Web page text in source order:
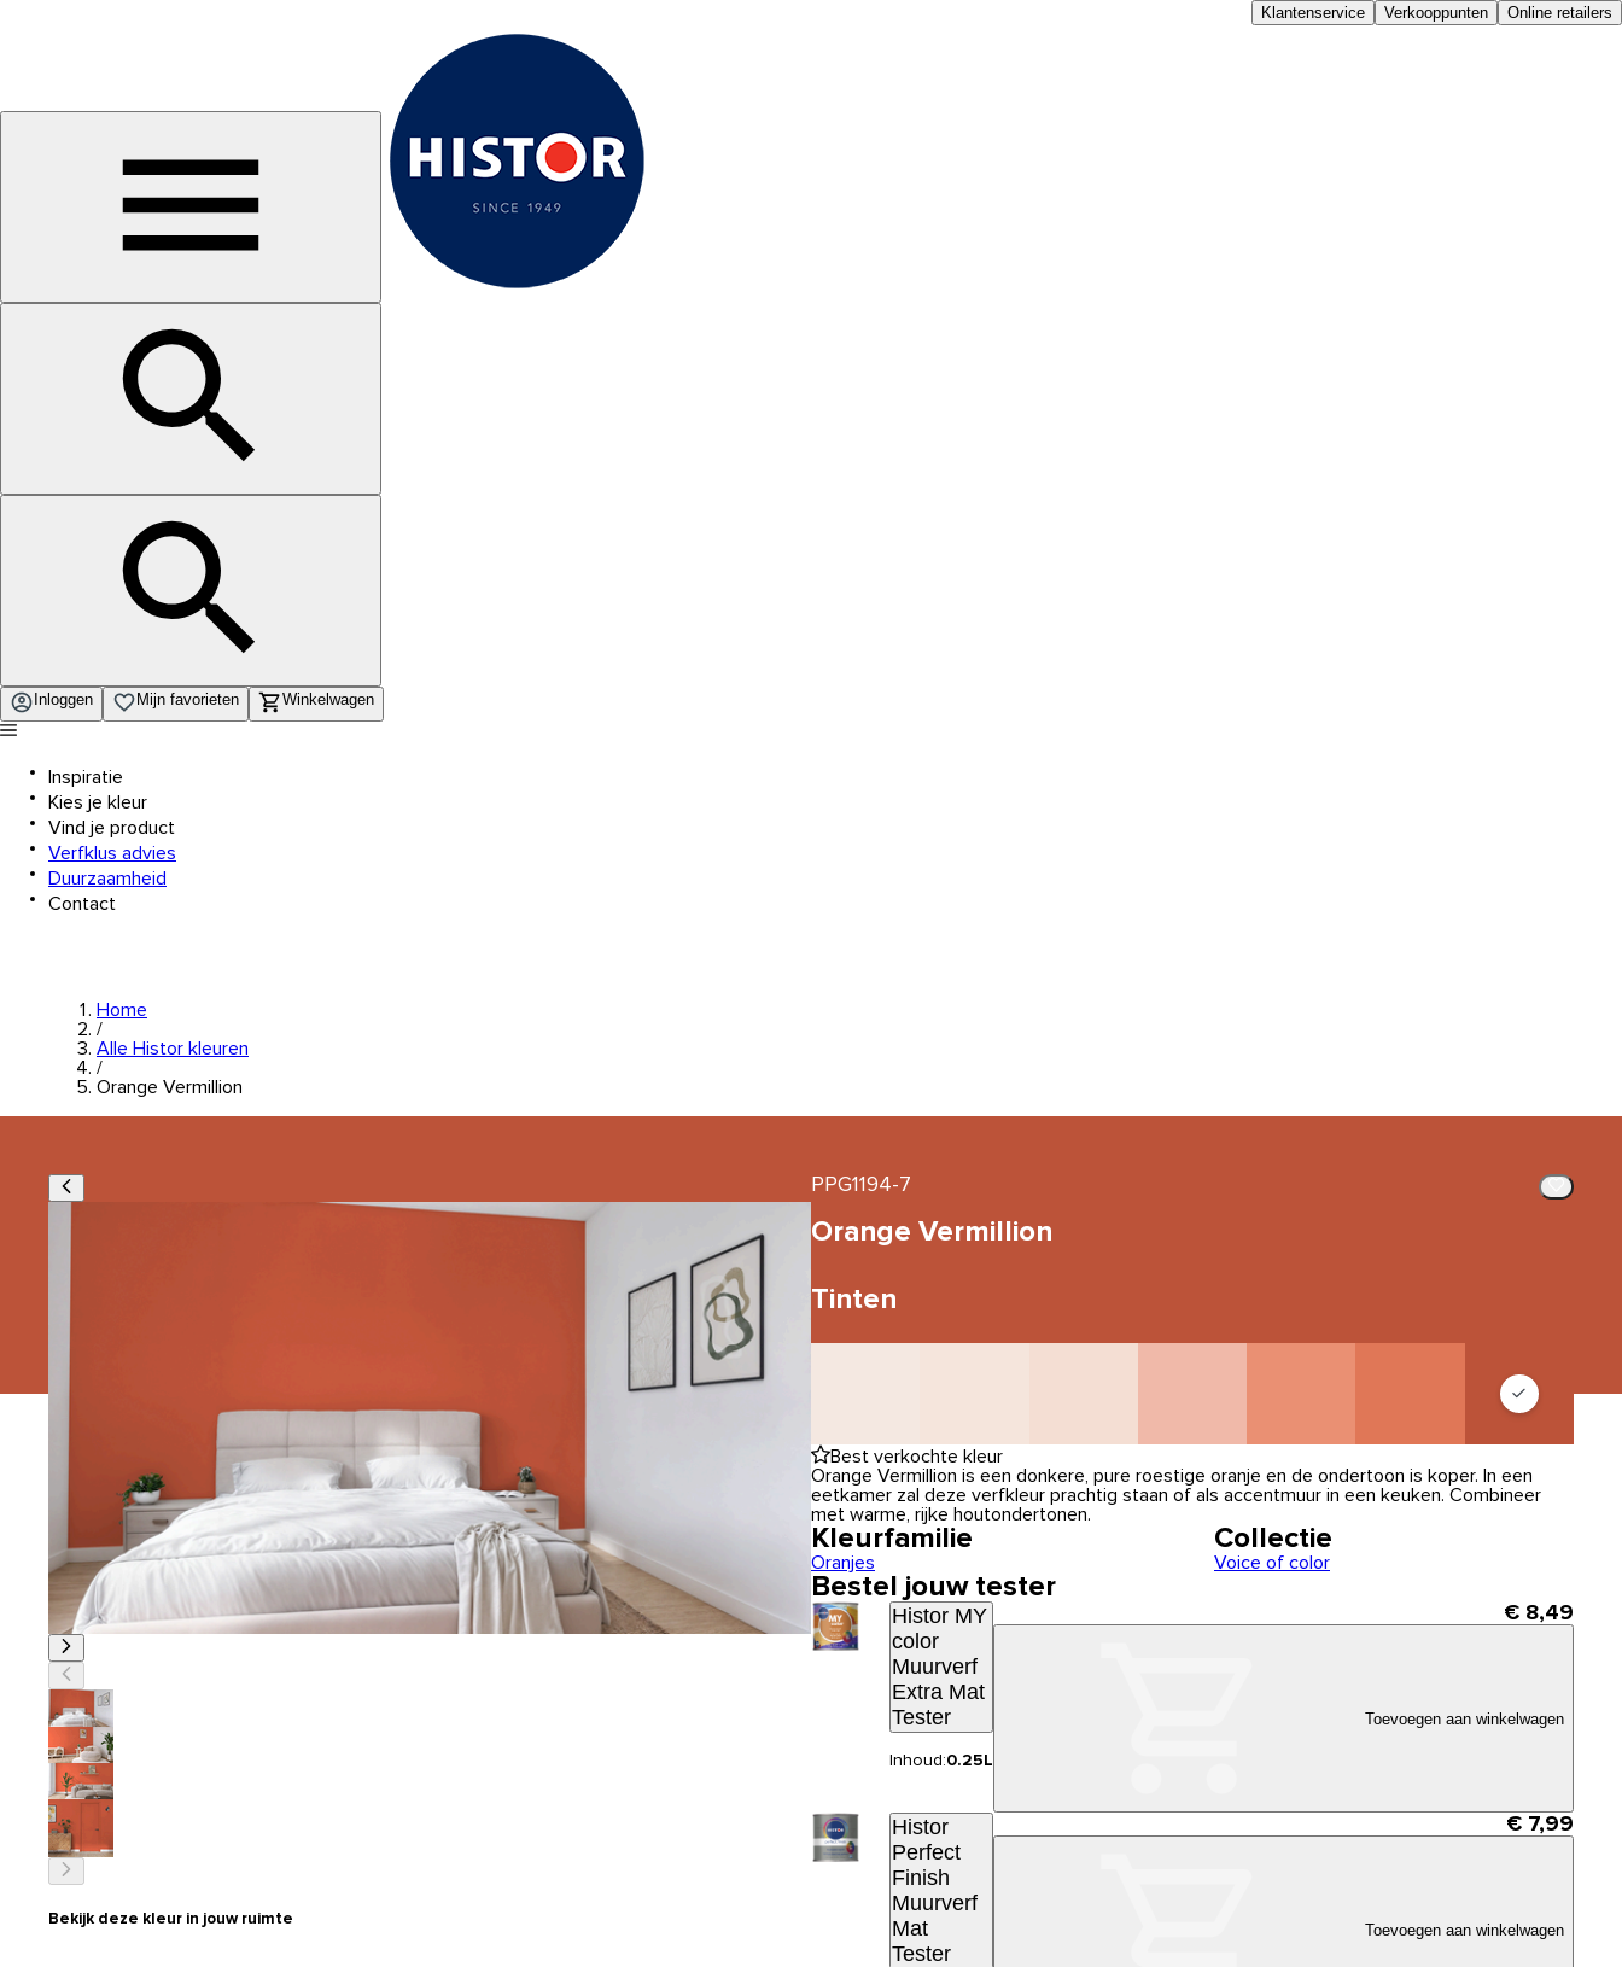
Klantenservice Verkooppunten Online retailers
Inloggen Mijn favorieten Winkelwagen
Inspiratie
Kies je kleur
Vind je product
Verfklus advies
Duurzaamheid
Contact
Home
/
Alle Histor kleuren
/
Orange Vermillion
Bekijk deze kleur in jouw ruimte
PPG1194-7
Orange Vermillion
Tinten
Best verkochte kleur
Orange Vermillion is een donkere, pure roestige oranje en de ondertoon is koper. In een
eetkamer zal deze verfkleur prachtig staan of als accentmuur in een keuken. Combineer
met warme, rijke houtondertonen.
Kleurfamilie
Oranjes
Collectie
Voice of color
Bestel jouw tester
Histor MY
color
Muurverf
Extra Mat
Tester
Inhoud:0.25L
€ 8,49
Toevoegen aan winkelwagen
Histor
Perfect
Finish
Muurverf
Mat
Tester
€ 7,99
Toevoegen aan winkelwagen